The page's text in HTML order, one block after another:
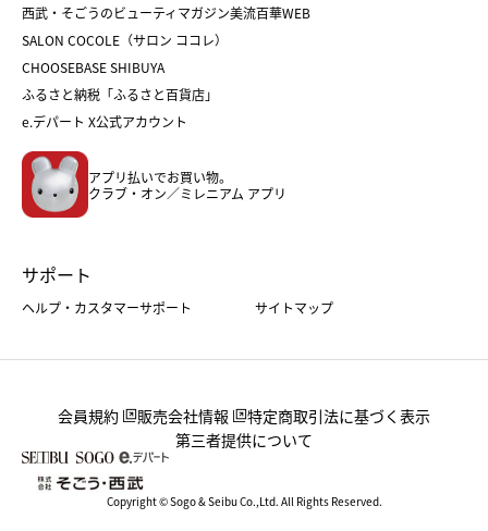
ホワイトデー
バレンタイン
ホワイトデー
おせち
フード
ホーム・キッチン＆アート
西武・そごうのビューティマガジン美流百華WEB
SALON COCOLE（サロン ココレ）
CHOOSEBASE SHIBUYA
ふるさと納税「ふるさと百貨店」
e.デパート X公式アカウント
アプリ払いでお買い物。
クラブ・オン／ミレニアム アプリ
サポート
ヘルプ・カスタマーサポート サイトマップ
会員規約 販売会社情報
特定商取引法に基づく表示
第三者提供について
Copyright © Sogo & Seibu Co.,Ltd. All Rights Reserved.